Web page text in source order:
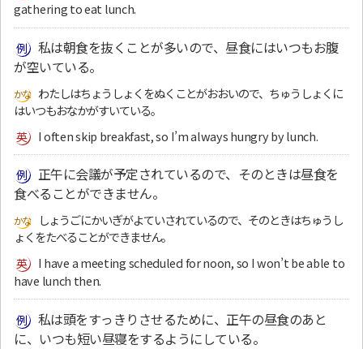
gathering to eat lunch.
私は朝食を抜くことが多いので、昼食にはいつもお腹
が空いている。
わたしはちょうしょくをぬくことがおおいので、ちゅうしょくに
はいつもおなかがすいている。
I often skip breakfast, so I’m always hungry by lunch.
正午に会議が予定されているので、そのときは昼食を
食べることができません。
しょうごにかいぎがよていされているので、そのときはちゅうし
ょくをたべることができません。
I have a meeting scheduled for noon, so I won’t be able to
have lunch then.
私は頭をすっきりさせるために、正午の昼食のあと
に、いつも短い昼寝をするようにしている。